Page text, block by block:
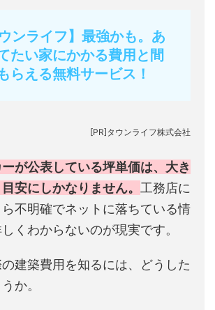
ンライフ】最強かも。あ
たい家にかかる費用と間
らえる無料サービス！
[PR]タウンライフ株式会社
が公表している坪単価は、大き
安にしかなりません。 工務店に
不明確でネットに落ちている情
くわからないのが現実です。
建築費用を知るには、どうした
か。